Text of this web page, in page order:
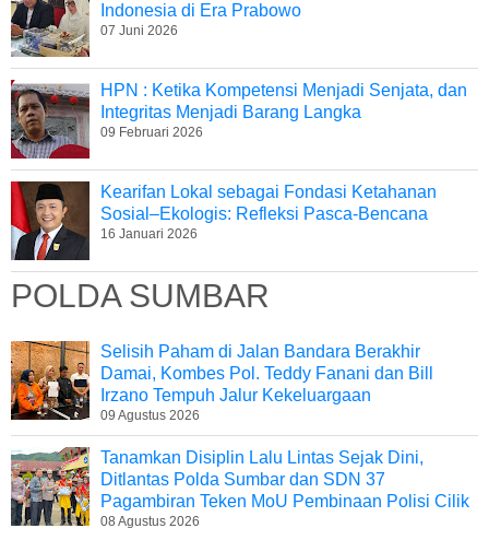
Indonesia di Era Prabowo
07 Juni 2026
HPN : Ketika Kompetensi Menjadi Senjata, dan
Integritas Menjadi Barang Langka
09 Februari 2026
Kearifan Lokal sebagai Fondasi Ketahanan
Sosial–Ekologis: Refleksi Pasca-Bencana
16 Januari 2026
POLDA SUMBAR
Selisih Paham di Jalan Bandara Berakhir
Damai, Kombes Pol. Teddy Fanani dan Bill
Irzano Tempuh Jalur Kekeluargaan
09 Agustus 2026
Tanamkan Disiplin Lalu Lintas Sejak Dini,
Ditlantas Polda Sumbar dan SDN 37
Pagambiran Teken MoU Pembinaan Polisi Cilik
08 Agustus 2026